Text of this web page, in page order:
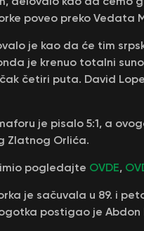
poveo preko Vedata
je kao da će tim
je krenuo totalni
četiri puta. David
je pisalo 5:1, a
Zlatnog Orlića.
pogledajte OVDE,
je sačuvala u 89. i
postigao je Abdon